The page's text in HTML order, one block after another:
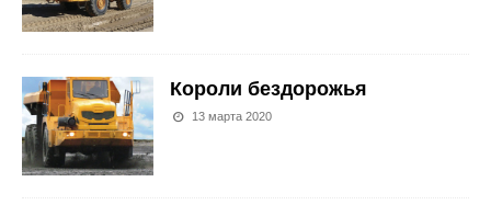
Короли бездорожья
13 марта 2020